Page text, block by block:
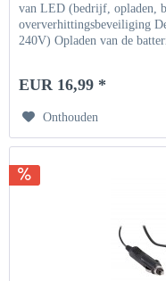
van LED (bedrijf, opladen,
oververhittingsbeveiliging
240V) Opladen van de
EUR 16,99 *
Onthouden